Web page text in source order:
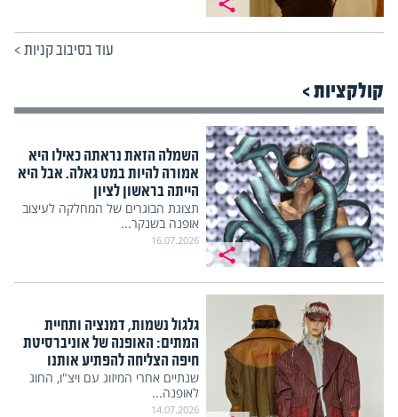
עוד בסיבוב קניות>
קולקציות >
השמלה הזאת נראתה כאילו היא
אמורה להיות במט גאלה. אבל היא
הייתה בראשון לציון
תצוגת הבוגרים של המחלקה לעיצוב
אופנה בשנקר...
16.07.2026
גלגול נשמות, דמנציה ותחיית
המתים: האופנה של אוניברסיטת
חיפה הצליחה להפתיע אותנו
שנתיים אחרי המיזוג עם ויצ"ו, החוג
לאופנה...
14.07.2026